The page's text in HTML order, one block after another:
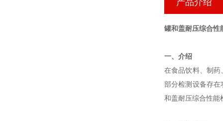
产品介绍
罐和盖耐压综合性
‌一、介绍‌
在食品饮料、制
部分检测设备存
和盖耐压综合性能